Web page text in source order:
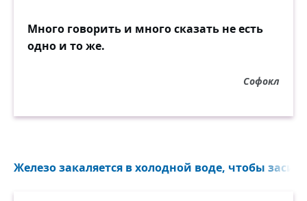
Много говорить и много сказать не есть
одно и то же.
Софокл
Железо закаляется в холодной воде, чтобы